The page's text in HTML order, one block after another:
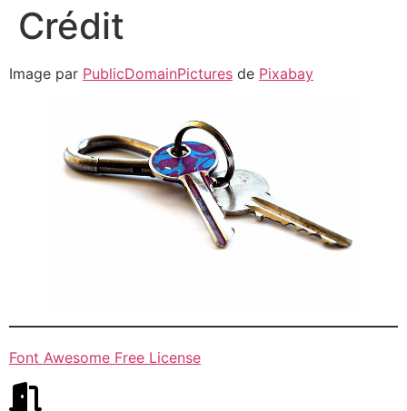
Crédit
Image par PublicDomainPictures de Pixabay
Font Awesome Free License